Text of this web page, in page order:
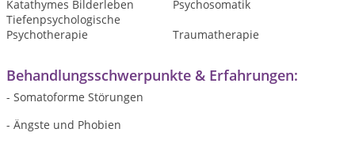
Katathymes Bilderleben
Psychosomatik
Tiefenpsychologische
Psychotherapie
Traumatherapie
Behandlungsschwerpunkte & Erfahrungen:
- Somatoforme Störungen
- Ängste und Phobien